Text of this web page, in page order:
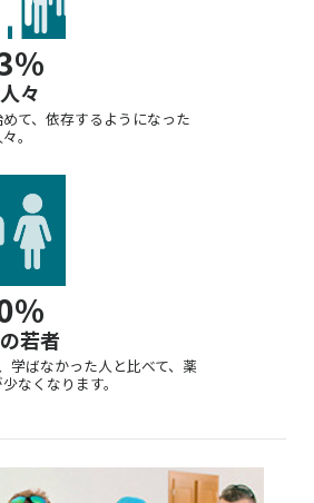
々
て、依存するようになった
。
若者
学ばなかった人と比べて、薬
なくなります。